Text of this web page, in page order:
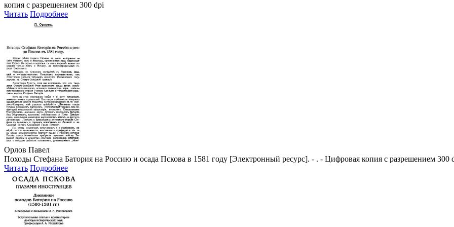
копия с разрешением 300 dpi
Читать Подробнее
Орлов Павел
Походы Стефана Батория на Россию и осада Пскова в 1581 году [Электронный ресурс]. - . - Цифровая копия с разрешением 300
Читать Подробнее